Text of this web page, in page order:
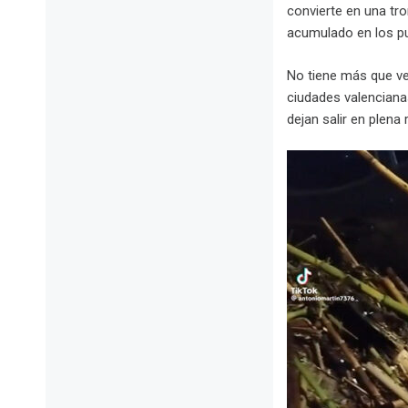
convierte en una
acumulado en los
No tiene más que
ciudades
dejan salir en plena